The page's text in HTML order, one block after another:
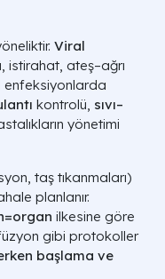
Viral
istirahat, ateş–ağrı
enfeksiyonlarda
kontrolü, sıvı–
yönetimi
taş tıkanmaları)
planlanır.
ilkesine göre
gibi protokoller
başlama ve